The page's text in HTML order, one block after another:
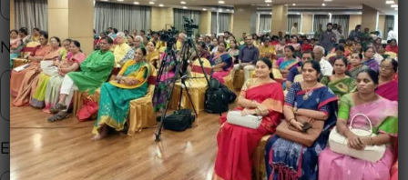
Name*
Email*